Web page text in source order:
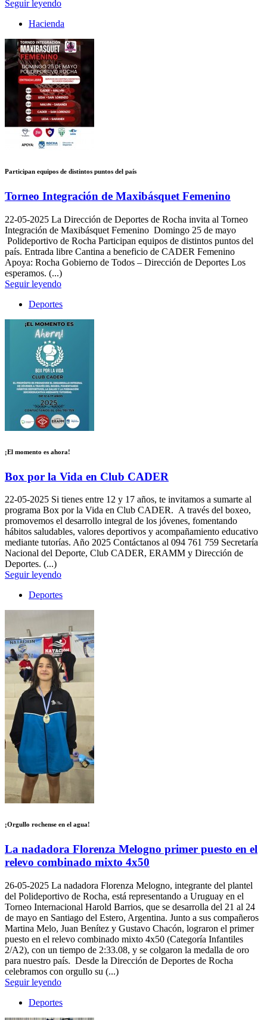
Seguir leyendo
Hacienda
Participan equipos de distintos puntos del país
Torneo Integración de Maxibásquet Femenino
22-05-2025 La Dirección de Deportes de Rocha invita al Torneo
Integración de Maxibásquet Femenino Domingo 25 de mayo
Polideportivo de Rocha Participan equipos de distintos puntos del
país. Entrada libre Cantina a beneficio de CADER Femenino
Apoya: Rocha Gobierno de Todos – Dirección de Deportes Los
esperamos. (...)
Seguir leyendo
Deportes
¡El momento es ahora!
Box por la Vida en Club CADER
22-05-2025 Si tienes entre 12 y 17 años, te invitamos a sumarte al
programa Box por la Vida en Club CADER. A través del boxeo,
promovemos el desarrollo integral de los jóvenes, fomentando
hábitos saludables, valores deportivos y acompañamiento educativo
mediante tutorías. Año 2025 Contáctanos al 094 761 759 Secretaría
Nacional del Deporte, Club CADER, ERAMM y Dirección de
Deportes. (...)
Seguir leyendo
Deportes
¡Orgullo rochense en el agua!
La nadadora Florenza Melogno primer puesto en el
relevo combinado mixto 4x50
26-05-2025 La nadadora Florenza Melogno, integrante del plantel
del Polideportivo de Rocha, está representando a Uruguay en el
Torneo Internacional Harold Barrios, que se desarrolla del 21 al 24
de mayo en Santiago del Estero, Argentina. Junto a sus compañeros
Martina Melo, Juan Benítez y Gustavo Chacón, lograron el primer
puesto en el relevo combinado mixto 4x50 (Categoría Infantiles
2/A2), con un tiempo de 2:33.08, y se colgaron la medalla de oro
para nuestro país. Desde la Dirección de Deportes de Rocha
celebramos con orgullo su (...)
Seguir leyendo
Deportes